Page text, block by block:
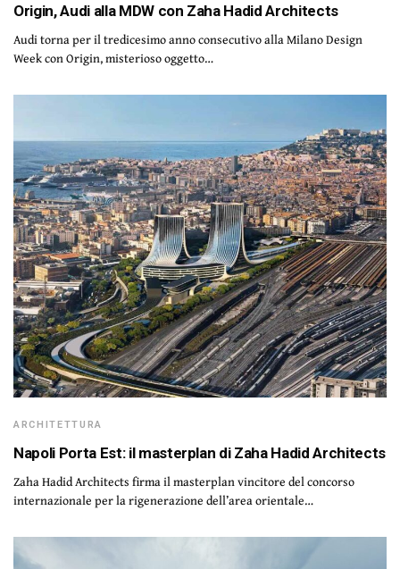
Origin, Audi alla MDW con Zaha Hadid Architects
Audi torna per il tredicesimo anno consecutivo alla Milano Design
Week con Origin, misterioso oggetto…
ARCHITETTURA
Napoli Porta Est: il masterplan di Zaha Hadid Architects
Zaha Hadid Architects firma il masterplan vincitore del concorso
internazionale per la rigenerazione dell’area orientale…